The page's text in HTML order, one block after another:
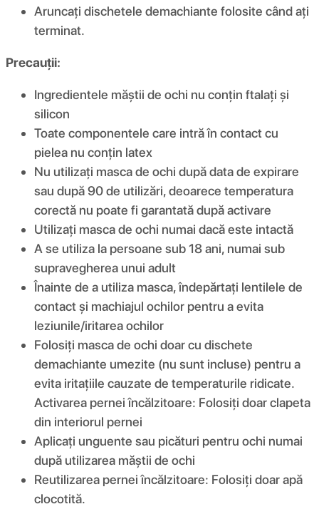
Aruncați dischetele demachiante folosite când ați
terminat.
Precauții:
Ingredientele măștii de ochi nu conțin ftalați și
silicon
Toate componentele care intră în contact cu
pielea nu conțin latex
Nu utilizați masca de ochi după data de expirare
sau după 90 de utilizări, deoarece temperatura
corectă nu poate fi garantată după activare
Utilizați masca de ochi numai dacă este intactă
A se utiliza la persoane sub 18 ani, numai sub
supravegherea unui adult
Înainte de a utiliza masca, îndepărtați lentilele de
contact și machiajul ochilor pentru a evita
leziunile/iritarea ochilor
Folosiți masca de ochi doar cu dischete
demachiante umezite (nu sunt incluse) pentru a
evita iritațiile cauzate de temperaturile ridicate.
Activarea pernei încălzitoare: Folosiți doar clapeta
din interiorul pernei
Aplicați unguente sau picături pentru ochi numai
după utilizarea măștii de ochi
Reutilizarea pernei încălzitoare: Folosiți doar apă
clocotită.